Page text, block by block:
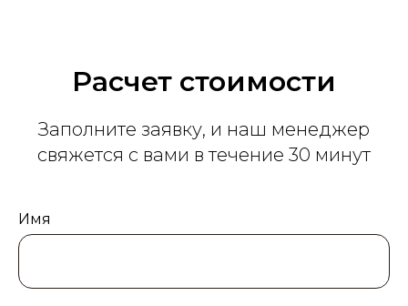
Расчет стоимости
Заполните заявку, и наш менеджер
свяжется с вами в течение 30 минут
Имя